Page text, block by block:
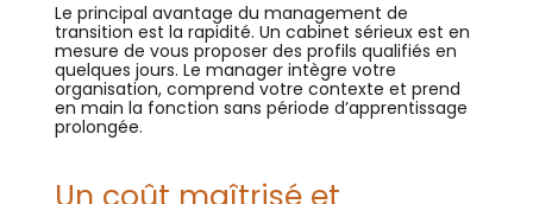
Le principal avantage du management de
transition est la rapidité. Un cabinet sérieux est en
mesure de vous proposer des profils qualifiés en
quelques jours. Le manager intègre votre
organisation, comprend votre contexte et prend
en main la fonction sans période d’apprentissage
prolongée.